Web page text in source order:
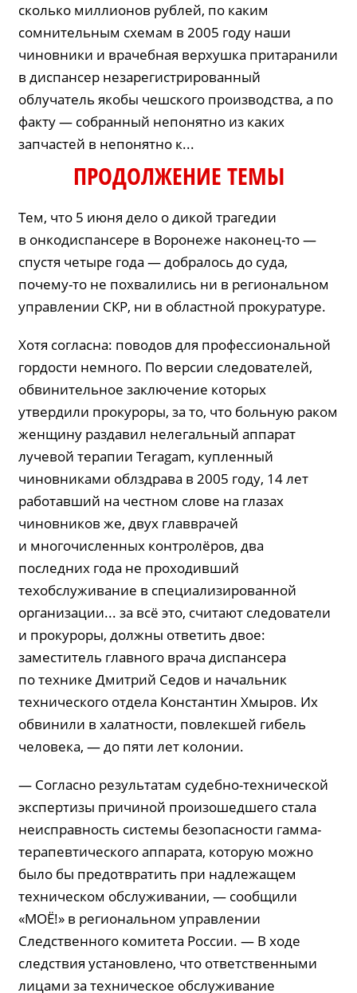
сколько миллионов рублей, по каким
сомнительным схемам в 2005 году наши
чиновники и врачебная верхушка притаранили
в диспансер незарегистрированный
облучатель якобы чешского производства, а по
факту — собранный непонятно из каких
запчастей в непонятно к...
ПРОДОЛЖЕНИЕ ТЕМЫ
Тем, что 5 июня дело о дикой трагедии
в онкодиспансере в Воронеже наконец-то —
спустя четыре года — добралось до суда,
почему-то не похвалились ни в региональном
управлении СКР, ни в областной прокуратуре.
Хотя согласна: поводов для профессиональной
гордости немного. По версии следователей,
обвинительное заключение которых
утвердили прокуроры, за то, что больную раком
женщину раздавил нелегальный аппарат
лучевой терапии Teragam, купленный
чиновниками облздрава в 2005 году, 14 лет
работавший на честном слове на глазах
чиновников же, двух главврачей
и многочисленных контролёров, два
последних года не проходивший
техобслуживание в специализированной
организации... за всё это, считают следователи
и прокуроры, должны ответить двое:
заместитель главного врача диспансера
по технике Дмитрий Седов и начальник
технического отдела Константин Хмыров. Их
обвинили в халатности, повлекшей гибель
человека, — до пяти лет колонии.
— Согласно результатам судебно-технической
экспертизы причиной произошедшего стала
неисправность системы безопасности гамма-
терапевтического аппарата, которую можно
было бы предотвратить при надлежащем
техническом обслуживании, — сообщили
«МОЁ!» в региональном управлении
Следственного комитета России. — В ходе
следствия установлено, что ответственными
лицами за техническое обслуживание